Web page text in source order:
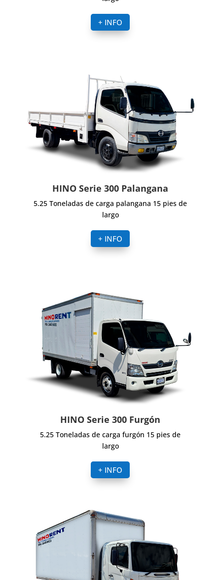
+ INFO
HINO Serie 300 Palangana
5.25 Toneladas de carga palangana 15 pies de
largo
+ INFO
HINO Serie 300 Furgón
5.25 Toneladas de carga furgón 15 pies de
largo
+ INFO